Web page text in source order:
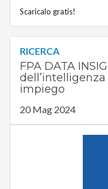
Scaricalo gratis!
RICERCA
FPA DATA
impiego
20 Mag 2024